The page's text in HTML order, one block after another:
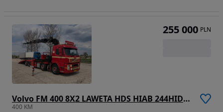
Volvo FM 400 8X2 LAWETA HDS HIAB 244HIDUO
400 KM
255 000 PLN